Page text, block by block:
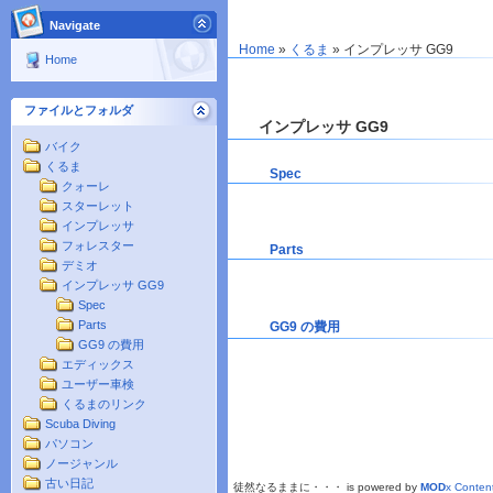
Navigate
Home
ファイルとフォルダ
バイク
くるま
クォーレ
スターレット
インプレッサ
フォレスター
デミオ
インプレッサ GG9
Spec
Parts
GG9 の費用
エディックス
ユーザー車検
くるまのリンク
Scuba Diving
パソコン
ノージャンル
古い日記
Home » くるま » インプレッサ GG9
インプレッサ GG9
Spec
Parts
GG9 の費用
徒然なるままに・・・ is powered by MODx